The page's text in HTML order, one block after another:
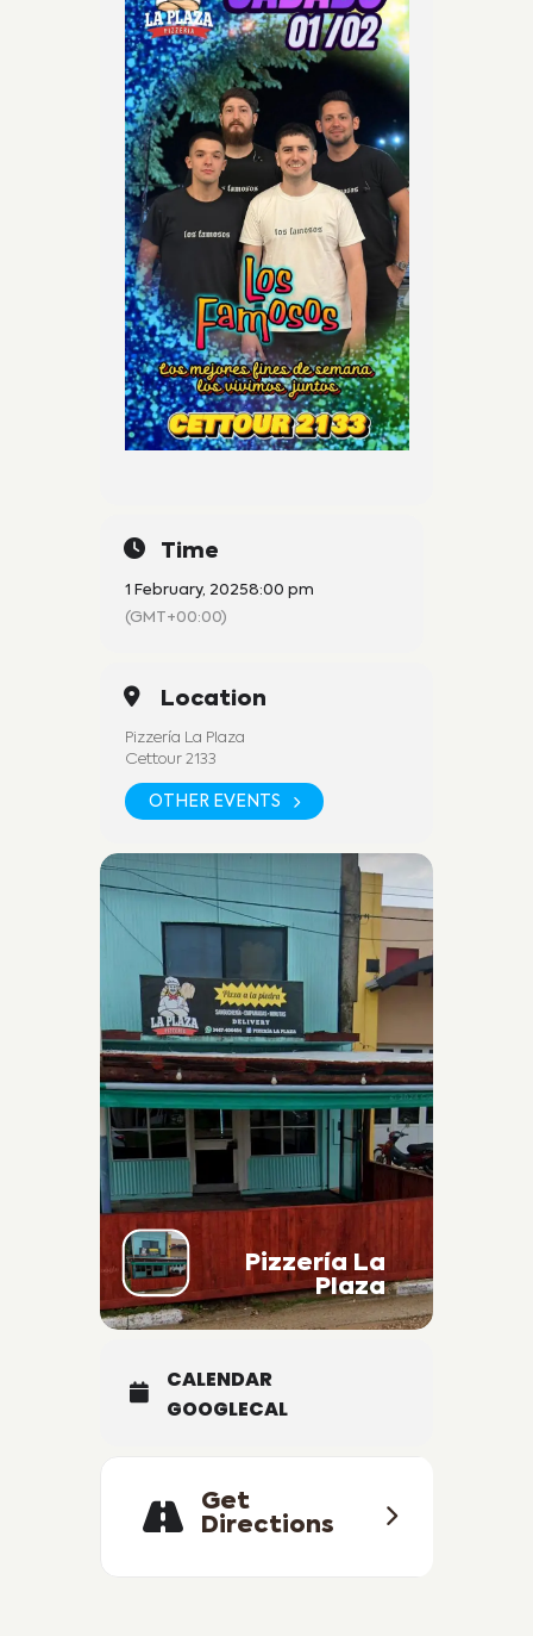
Time
1 February, 20258:00 pm
(GMT+00:00)
Location
Pizzería La Plaza
Cettour 2133
OTHER EVENTS
Pizzería La
Plaza
CALENDAR
GOOGLECAL
Get
Directions